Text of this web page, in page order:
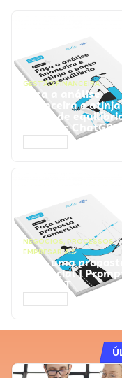
GESTÃO FINANCEIRA
Faça a análise
financeira e atinja
ponto de
Prompts ChatGPT
NEGÓCIOS, PROCESSOS
EMPRESARIAIS
Faça uma
comercial |
ChatGPT